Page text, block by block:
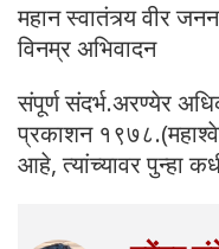
महान स्वातंत्र्य वीर
विनम्र अभिवादन
संपूर्ण संदर्भ.अरण्येर
प्रकाशन
आहे, त्यांच्यावर पुन्हा